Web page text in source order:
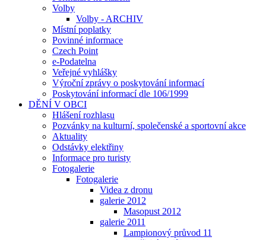
Volby
Volby - ARCHIV
Místní poplatky
Povinné informace
Czech Point
e-Podatelna
Veřejné vyhlášky
Výroční zprávy o poskytování informací
Poskytování informací dle 106/1999
DĚNÍ V OBCI
Hlášení rozhlasu
Pozvánky na kulturní, společenské a sportovní akce
Aktuality
Odstávky elektřiny
Informace pro turisty
Fotogalerie
Fotogalerie
Videa z dronu
galerie 2012
Masopust 2012
galerie 2011
Lampionový průvod 11